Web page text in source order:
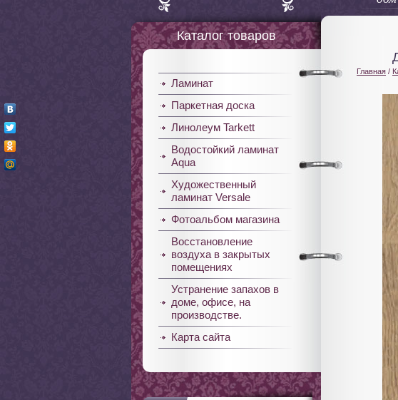
Каталог товаров
Ламинат
Паркетная доска
Линолеум Tarkett
Водостойкий ламинат
Aqua
Художественный
ламинат Versale
Фотоальбом магазина
Восстановление
воздуха в закрытых
помещениях
Устранение запахов в
доме, офисе, на
производстве.
Карта сайта
Главная /